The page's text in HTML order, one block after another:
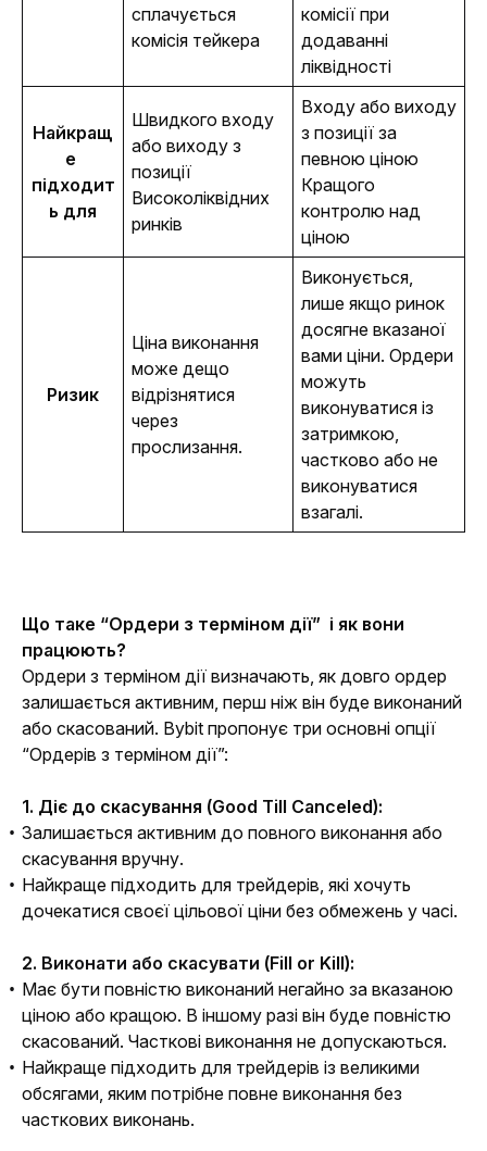
сплачується
комісія тейкера
комісії при
додаванні
ліквідності
Найкращ
е
підходит
ь для
Швидкого входу
або виходу з
позиції
Високоліквідних
ринків
Входу або виходу
з позиції за
певною ціною
Кращого
контролю над
ціною
Ризик
Ціна виконання
може дещо
відрізнятися
через
прослизання.
Виконується,
лише якщо ринок
досягне вказаної
вами ціни. Ордери
можуть
виконуватися із
затримкою,
частково або не
виконуватися
взагалі.
Що таке “Ордери з терміном дії” і як вони
працюють?
Ордери з терміном дії визначають, як довго ордер
залишається активним, перш ніж він буде виконаний
або скасований. Bybit пропонує три основні опції
“Ордерів з терміном дії”:
1. Діє до скасування (Good Till Canceled):
Залишається активним до повного виконання або
скасування вручну.
Найкраще підходить для трейдерів, які хочуть
дочекатися своєї цільової ціни без обмежень у часі.
2. Виконати або скасувати (Fill or Kill):
Має бути повністю виконаний негайно за вказаною
ціною або кращою. В іншому разі він буде повністю
скасований. Часткові виконання не допускаються.
Найкраще підходить для трейдерів із великими
обсягами, яким потрібне повне виконання без
часткових виконань.